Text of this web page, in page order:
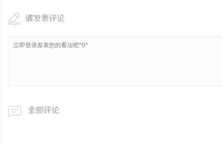
请发表评论
全部评论